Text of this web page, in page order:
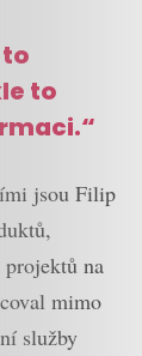
to
jsou Filip
na
mimo
služby